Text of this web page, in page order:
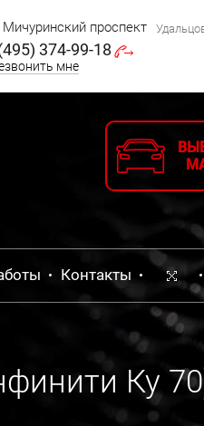
Мичуринский проспект
374-99-18
мне
Контакты
Ку